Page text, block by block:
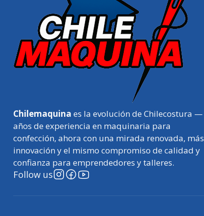
Chilemaquina es la evolución de Chilecostura —
años de experiencia en maquinaria para
confección, ahora con una mirada renovada, más
innovación y el mismo compromiso de calidad y
confianza para emprendedores y talleres.
Follow us